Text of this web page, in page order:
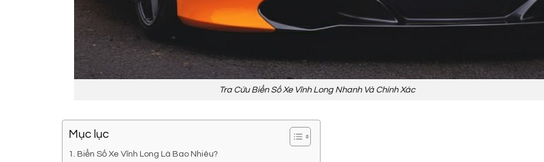
Tra Cứu Biển Số Xe Vĩnh Long Nhanh Và Chính Xác
Mục lục
Biển Số Xe Vĩnh Long Là Bao Nhiêu?